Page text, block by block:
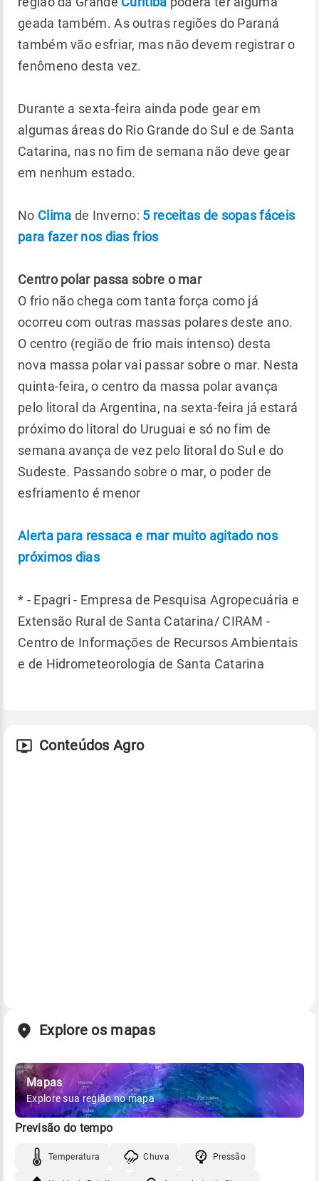
geada também. As outras regiões do Paraná
também vão esfriar, mas não devem registrar o
fenômeno desta vez.
Durante a sexta-feira ainda pode gear em
algumas áreas do Rio Grande do Sul e de Santa
Catarina, nas no fim de semana não deve gear
em nenhum estado.
No Clima de Inverno: 5 receitas de sopas fáceis
para fazer nos dias frios
Centro polar passa sobre o mar
O frio não chega com tanta força como já
ocorreu com outras massas polares deste ano.
O centro (região de frio mais intenso) desta
nova massa polar vai passar sobre o mar. Nesta
quinta-feira, o centro da massa polar avança
pelo litoral da Argentina, na sexta-feira já estará
próximo do litoral do Uruguai e só no fim de
semana avança de vez pelo litoral do Sul e do
Sudeste. Passando sobre o mar, o poder de
esfriamento é menor
Alerta para ressaca e mar muito agitado nos
próximos dias
* - Epagri - Empresa de Pesquisa Agropecuária e
Extensão Rural de Santa Catarina/ CIRAM -
Centro de Informações de Recursos Ambientais
e de Hidrometeorologia de Santa Catarina
Conteúdos Agro
Explore os mapas
Mapas
Explore sua região no mapa
Previsão do tempo
Temperatura Chuva Pressão